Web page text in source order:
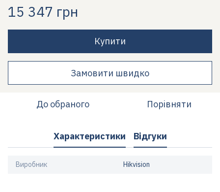
15 347 грн
Купити
Замовити швидко
До обраного Порівняти
Характеристики Відгуки
Виробник Hikvision